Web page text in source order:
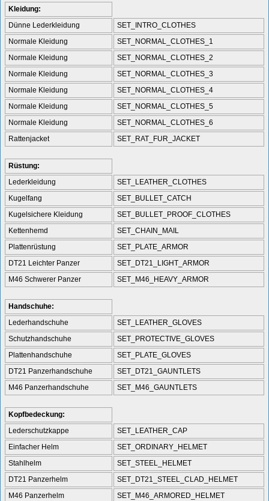
Kleidung:
Dünne Lederkleidung
SET_INTRO_CLOTHES
Normale Kleidung
SET_NORMAL_CLOTHES_1
Normale Kleidung
SET_NORMAL_CLOTHES_2
Normale Kleidung
SET_NORMAL_CLOTHES_3
Normale Kleidung
SET_NORMAL_CLOTHES_4
Normale Kleidung
SET_NORMAL_CLOTHES_5
Normale Kleidung
SET_NORMAL_CLOTHES_6
Rattenjacket
SET_RAT_FUR_JACKET
Rüstung:
Lederkleidung
SET_LEATHER_CLOTHES
Kugelfang
SET_BULLET_CATCH
Kugelsichere Kleidung
SET_BULLET_PROOF_CLOTHES
Kettenhemd
SET_CHAIN_MAIL
Plattenrüstung
SET_PLATE_ARMOR
DT21 Leichter Panzer
SET_DT21_LIGHT_ARMOR
M46 Schwerer Panzer
SET_M46_HEAVY_ARMOR
Handschuhe:
Lederhandschuhe
SET_LEATHER_GLOVES
Schutzhandschuhe
SET_PROTECTIVE_GLOVES
Plattenhandschuhe
SET_PLATE_GLOVES
DT21 Panzerhandschuhe
SET_DT21_GAUNTLETS
M46 Panzerhandschuhe
SET_M46_GAUNTLETS
Kopfbedeckung:
Lederschutzkappe
SET_LEATHER_CAP
Einfacher Helm
SET_ORDINARY_HELMET
Stahlhelm
SET_STEEL_HELMET
DT21 Panzerhelm
SET_DT21_STEEL_CLAD_HELMET
M46 Panzerhelm
SET_M46_ARMORED_HELMET